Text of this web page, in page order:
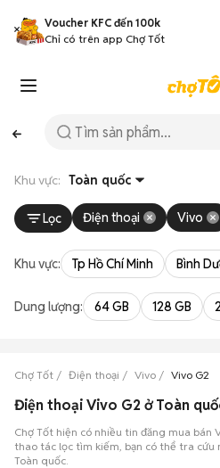
Voucher KFC đến 100k
Chỉ có trên app Chợ Tốt
Khu vực: Toàn quốc
Lọc Điện thoại Vivo
Khu vực: Tp Hồ Chí Minh Bình
Dung lượng: 64 GB 128 GB
Chợ Tốt Điện thoại Vivo Vivo G2
Điện thoại Vivo G2 ở Toàn
Chợ Tốt hiện có nhiều tin đăng mua bán
thao tác lọc tìm kiếm, bạn có thể tra cứu
Toàn quốc.